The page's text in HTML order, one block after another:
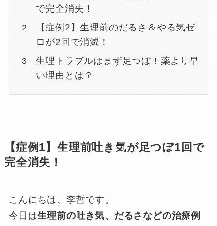
で完全消失！
【症例2】生理前のだるさ＆やる気ゼ
ロが2回で消滅！
生理トラブルはまず足つぼ！薬より早
い理由とは？
【症例1】生理前吐き気が足つぼ1回で
完全消失！
こんにちは、李哲です。
今日は生理前の吐き気、だるさなどの治療例